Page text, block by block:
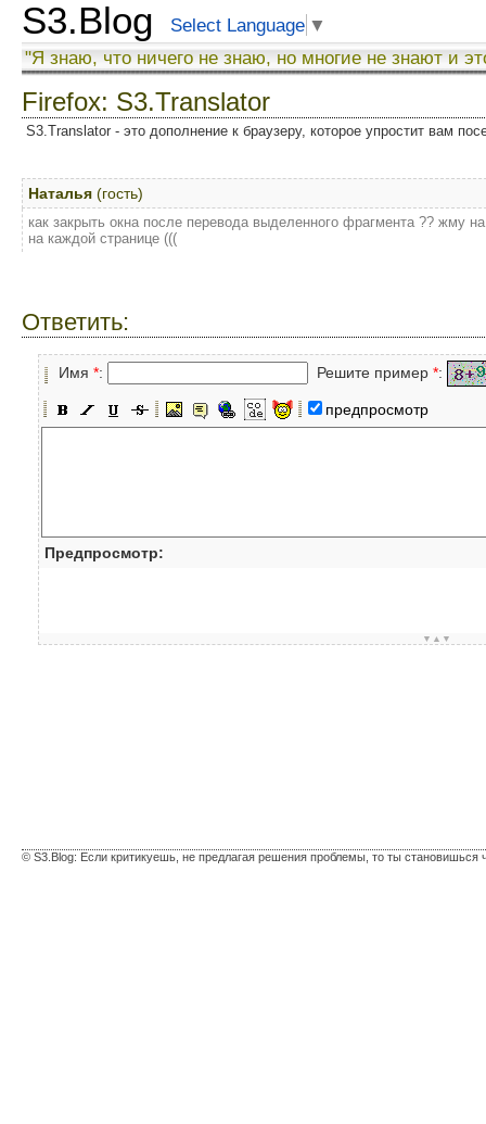
S3.Blog Select Language ▼
"Я знаю, что ничего не знаю, но многие не знают и
Firefox: S3.Translator
S3.Translator - это дополнение к браузеру, которое упростит вам
Наталья (гость)
как закрыть окна после перевода выделенного фрагмента ?? жму
на каждой странице (((
Ответить:
Имя *: Решите пример *:
предпросмотр
Предпросмотр:
▼▲▼
© S3.Blog: Если критикуешь, не предлагая решения проблемы, то ты становишься